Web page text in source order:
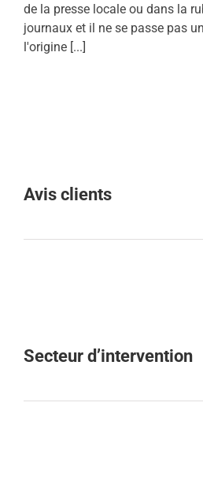
de la presse locale ou dans la
journaux et il ne se passe pas
l'origine [...]
Avis clients
Secteur d’intervention